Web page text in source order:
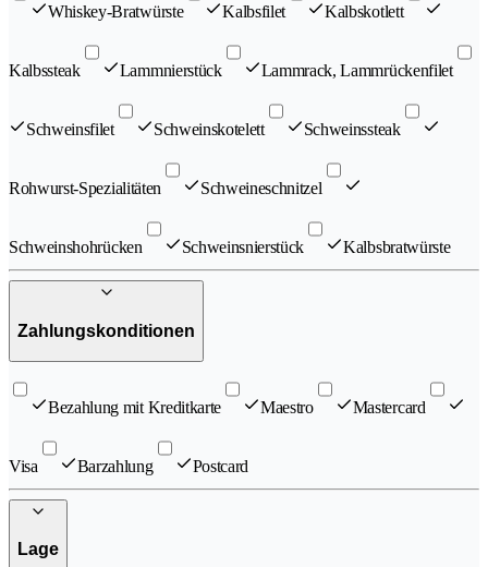
Whiskey-Bratwürste Kalbsfilet Kalbskotlett
Kalbssteak Lammnierstück Lammrack, Lammrückenfilet
Schweinsfilet Schweinskotelett Schweinssteak
Rohwurst-Spezialitäten Schweineschnitzel
Schweinshohrücken Schweinsnierstück Kalbsbratwürste
Zahlungskonditionen
Bezahlung mit Kreditkarte Maestro Mastercard
Visa Barzahlung Postcard
Lage